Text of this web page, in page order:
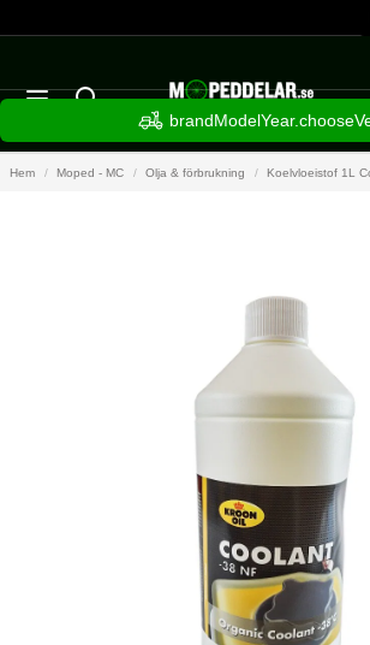
Hem Moped - MC Olja & förbrukning Koelvloeistof 1L